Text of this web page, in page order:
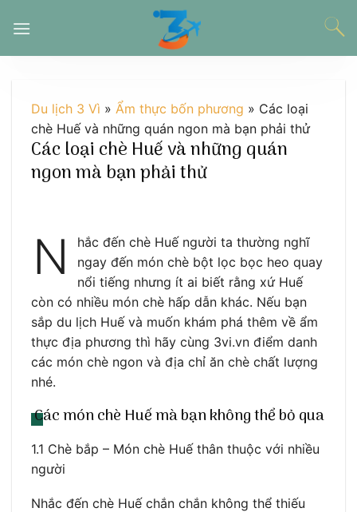
đến
Du lịch 3 Vì » Ẩm thực bốn phương » Các loại
chè Huế và những quán ngon mà bạn phải thử
Các loại chè Huế và những quán
ngon mà bạn phải thử
N
hắc đến chè Huế người ta thường nghĩ
ngay đến món chè bột lọc bọc heo quay
nổi tiếng nhưng ít ai biết rằng xứ Huế
còn có nhiều món chè hấp dẫn khác. Nếu bạn
sắp du lịch Huế và muốn khám phá thêm về ẩm
thực địa phương thì hãy cùng 3vi.vn điểm danh
các món chè ngon và địa chỉ ăn chè chất lượng
nhé.
Các món chè Huế mà bạn không thể bỏ qua
1.1 Chè bắp – Món chè Huế thân thuộc với nhiều
người
Nhắc đến chè Huế chắn chắn không thể thiếu